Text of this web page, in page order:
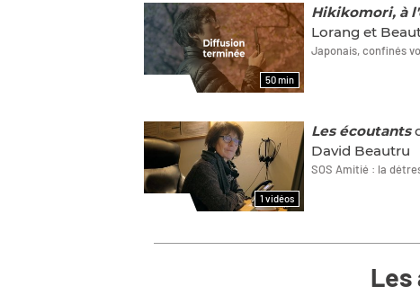
50 min
Hikikomori, à
Lorang et
Japonais, confinés
1 vidéos
Les écoutants
David Beautru
SOS Amitié : la
Les